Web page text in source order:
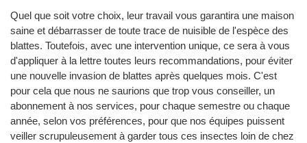
Quel que soit votre choix, leur travail vous garantira une maison
saine et débarrasser de toute trace de nuisible de l'espèce des
blattes. Toutefois, avec une intervention unique, ce sera à vous
d'appliquer à la lettre toutes leurs recommandations, pour éviter
une nouvelle invasion de blattes après quelques mois. C'est
pour cela que nous ne saurions que trop vous conseiller, un
abonnement à nos services, pour chaque semestre ou chaque
année, selon vos préférences, pour que nos équipes puissent
veiller scrupuleusement à garder tous ces insectes loin de chez